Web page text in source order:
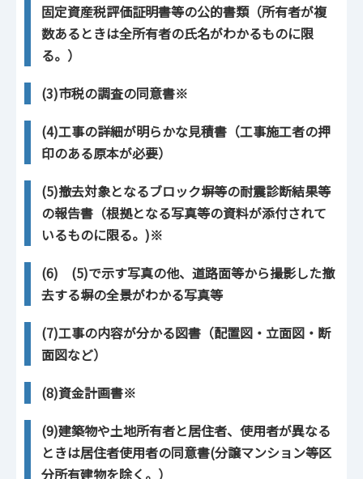
固定資産税評価証明書等の公的書類（所有者が複
数あるときは全所有者の氏名がわかるものに限
る。）
(3)市税の調査の同意書※
(4)工事の詳細が明らかな見積書（工事施工者の押
印のある原本が必要）
(5)撤去対象となるブロック塀等の耐震診断結果等
の報告書（根拠となる写真等の資料が添付されて
いるものに限る。)※
(6) (5)で示す写真の他、道路面等から撮影した撤
去する塀の全景がわかる写真等
(7)工事の内容が分かる図書（配置図・立面図・断
面図など）
(8)資金計画書※
(9)建築物や土地所有者と居住者、使用者が異なる
ときは居住者使用者の同意書(分譲マンション等区
分所有建物を除く。）